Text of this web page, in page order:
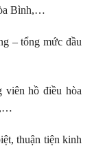
Bình,…
– tổng mức đầu
viên hồ điều hòa
thuận tiện kinh